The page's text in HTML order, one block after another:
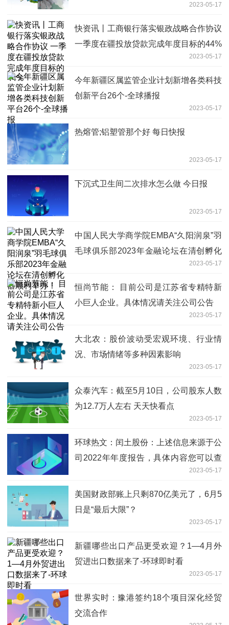
2023-05-17
快资讯丨工商银行落实银政战略合作协议
一季度在疆投放贷款完成年度目标的44%
2023-05-17
今年新疆区属监管企业计划新增各类科技
创新平台26个-全球播报
2023-05-17
热熔管;铝塑管那个好 每日快报
2023-05-17
下沉式卫生间二次排水怎么做 今日报
2023-05-17
中国人民大学商学院EMBA“久阳润泉”羽
毛球俱乐部2023年金融论坛在清创孵化
2023-05-17
恒尚节能： 目前公司是江苏省专精特新
小巨人企业。具体情况请关注公司公告
2023-05-17
大北农：股价波动受宏观环境、行业情
况、市场情绪等多种因素影响
2023-05-17
众泰汽车：截至5月10日，公司股东人数
为12.7万人左右 天天快看点
2023-05-17
环球热文：闰土股份：上述信息来源于公
司2022年年度报告，具体内容您可以查
2023-05-17
美国财政部账上只剩870亿美元了，6月5
日是“最后大限”？
2023-05-17
新疆哪些出口产品更受欢迎？1—4月外
贸进出口数据来了-环球即时看
2023-05-17
世界实时：豫港签约18个项目深化经贸
交流合作